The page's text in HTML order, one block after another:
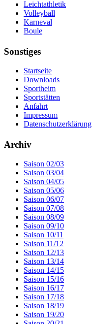
Leichtathletik
Volleyball
Karneval
Boule
Sonstiges
Startseite
Downloads
Sportheim
Sportstätten
Anfahrt
Impressum
Datenschutzerklärung
Archiv
Saison 02/03
Saison 03/04
Saison 04/05
Saison 05/06
Saison 06/07
Saison 07/08
Saison 08/09
Saison 09/10
Saison 10/11
Saison 11/12
Saison 12/13
Saison 13/14
Saison 14/15
Saison 15/16
Saison 16/17
Saison 17/18
Saison 18/19
Saison 19/20